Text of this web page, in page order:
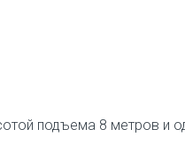
подъема 8 метров и